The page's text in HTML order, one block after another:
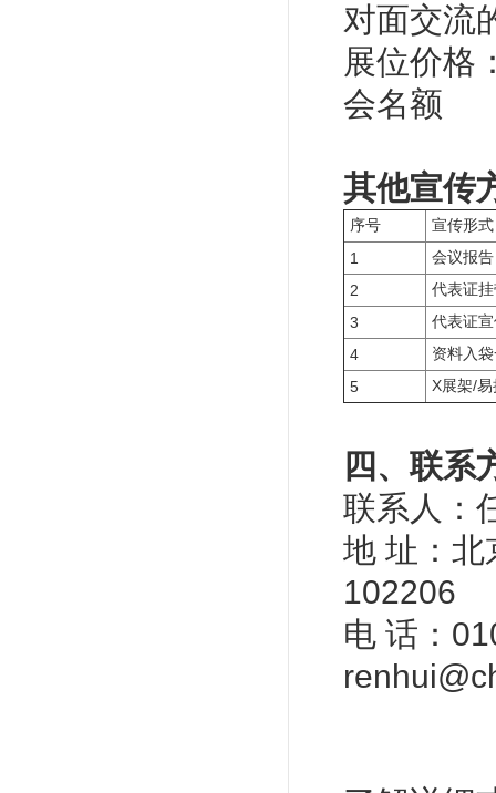
对面交流
展位价
会名额
其他宣传
序号
宣传形式
1
会议报告
2
代表证
3
代表证
4
资料入
5
X展架/易
四、联系
联系人
地 址：
102206
电 话：